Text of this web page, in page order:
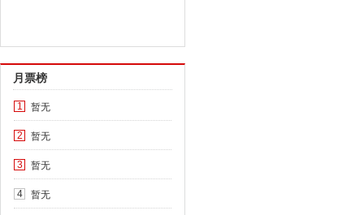
月票榜
1 暂无
2 暂无
3 暂无
4 暂无